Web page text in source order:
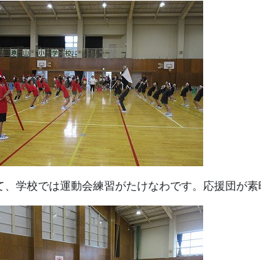
、学校では運動会練習がたけなわです。応援団が素